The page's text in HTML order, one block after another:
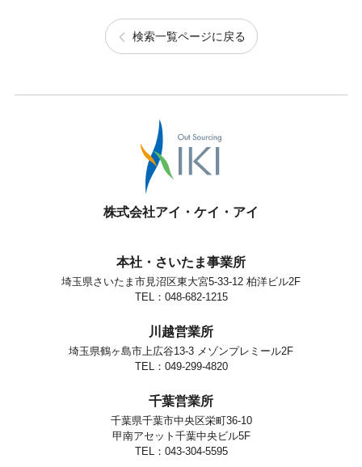
検索一覧ページに戻る
株式会社アイ・ケイ・アイ
本社・さいたま事業所
埼玉県さいたま市見沼区東大宮5-33-12 柏洋ビル2F
TEL：048-682-1215
川越営業所
埼玉県鶴ヶ島市上広谷13-3 メゾンプレミール2F
TEL：049-299-4820
千葉営業所
千葉県千葉市中央区栄町36-10
甲南アセット千葉中央ビル5F
TEL：043-304-5595